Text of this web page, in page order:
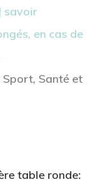
savoir
en cas de
Sport, Santé et
table ronde: